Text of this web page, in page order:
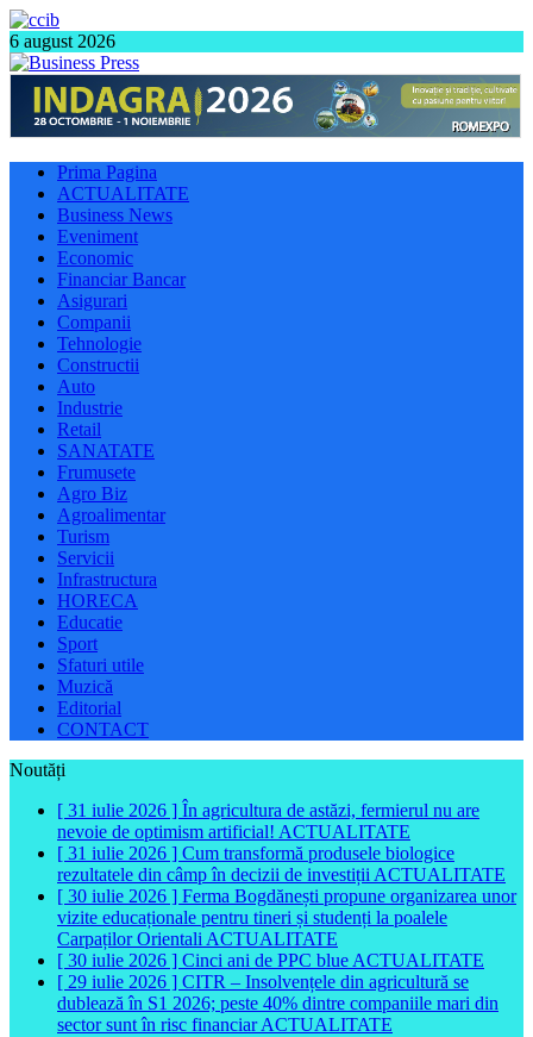
6 august 2026
Prima Pagina
ACTUALITATE
Business News
Eveniment
Economic
Financiar Bancar
Asigurari
Companii
Tehnologie
Constructii
Auto
Industrie
Retail
SANATATE
Frumusete
Agro Biz
Agroalimentar
Turism
Servicii
Infrastructura
HORECA
Educatie
Sport
Sfaturi utile
Muzică
Editorial
CONTACT
Noutăți
[ 31 iulie 2026 ] În agricultura de astăzi, fermierul nu are
nevoie de optimism artificial! ACTUALITATE
[ 31 iulie 2026 ] Cum transformă produsele biologice
rezultatele din câmp în decizii de investiții ACTUALITATE
[ 30 iulie 2026 ] Ferma Bogdănești propune organizarea unor
vizite educaționale pentru tineri și studenți la poalele
Carpaților Orientali ACTUALITATE
[ 30 iulie 2026 ] Cinci ani de PPC blue ACTUALITATE
[ 29 iulie 2026 ] CITR – Insolvențele din agricultură se
dublează în S1 2026; peste 40% dintre companiile mari din
sector sunt în risc financiarACTUALITATE